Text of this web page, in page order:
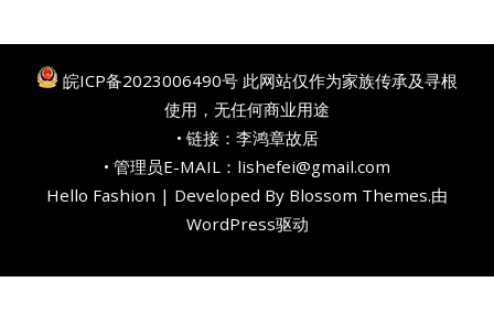
皖ICP备2023006490号 此网站仅作为家族传承及寻根
使用，无任何商业用途
• 链接： 李鸿章故居
• 管理员E-MAIL：lishefei@gmail.com
Hello Fashion | Developed By Blossom Themes.由
WordPress驱动